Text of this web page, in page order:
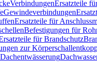
VerbindungenErsatzteile
Gewindeverbindungen
Ersatzteile für
Befestigungen für
für Brandschutz
zur